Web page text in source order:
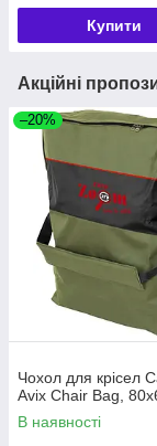
Купити
Акційні
–20%
Чохол для крісел
Avix Chair Bag,
В наявності